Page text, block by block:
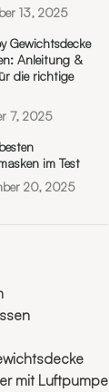
13, 2025
Gewichtsdecke
Anleitung &
die richtige
7, 2025
im Test
20, 2025
mit Luftpumpe